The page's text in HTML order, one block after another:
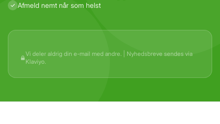
Afmeld nemt når som helst
Vi deler aldrig din e-mail med andre. | Nyhedsbreve sendes via
Klaviyo.